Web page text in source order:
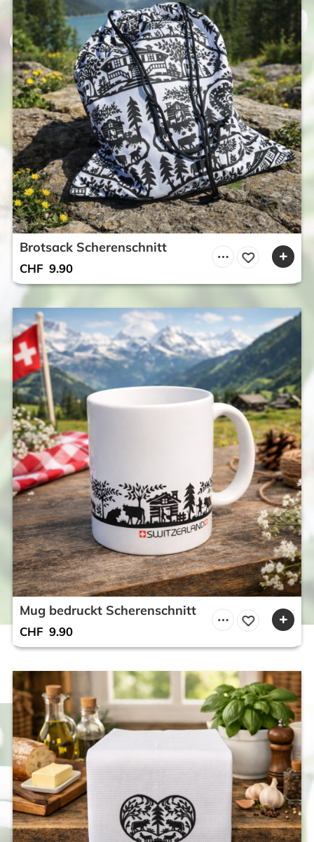
Brotsack Scherenschnitt
CHF 9.90
Mug bedruckt Scherenschnitt
CHF 9.90